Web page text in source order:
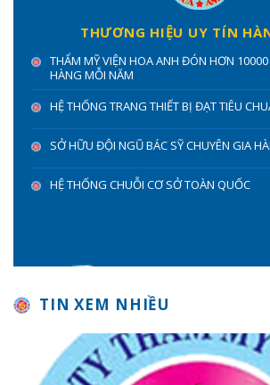
THƯƠNG HIỆU UY TÍN
THẨM MỸ VIỆN HOA ANH ĐÓN HƠN
HÀNG MỖI NĂM
HỆ THỐNG TRANG THIẾT BỊ ĐẠT TIÊU
SỞ HỮU ĐỘI NGŨ BÁC SỸ CHUYÊN GIA
HỆ THỐNG CHUỖI CƠ SỞ TOÀN QUỐC
TIN XEM NHIỀU